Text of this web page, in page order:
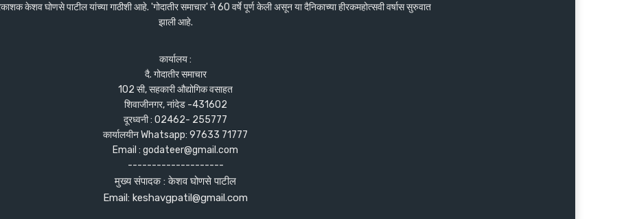
केशव घोणसे पाटील यांच्या गाठीशी आहे. 'गोदातीर समाचार' ने 60 वर्षे पूर्ण केली असून या दैनिकाच्या हीरकमहोत्सवी वर्षास सुरुवात
झाली आहे.
कार्यालय :
दै. गोदातीर समाचार
102 सी, सहकारी औद्योगिक वसाहत
शिवाजीनगर, नांदेड -431602
दूरध्वनी : 02462- 255777
कार्यालयीन Whatsapp: 97633 71777
Email : godateer@gmail.com
--------------------
मुख्य संपादक : केशव घोणसे पाटील
Email: keshavgpatil@gmail.com